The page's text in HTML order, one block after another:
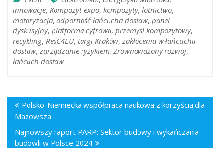
innowacje, Kompozyt-expo, kompozyty, lotnictwo,
motoryzacja, odporność łańcucha dostaw, panel
dyskusyjny, platforma cyfrowa, przemysł kompozytowy,
recykling, ResC4EU, targi Kraków, zakłócenia w łańcuchu
dostaw, zarządzanie ryzykiem, Zrównoważony rozwój,
łańcuch dostaw
Polsko-Niemiecka współpraca naukowa z korzyścią dla
Mazowsza
Najnowszy raport PARP: Sektor budowy i wykańczania
budowli w Polsce 2024